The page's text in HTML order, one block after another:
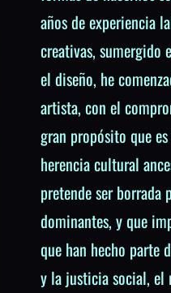
años de experiencia
creativas, sumergido
el diseño, he
artista, con el
gran propósito que
herencia cultural
pretende ser borrada
dominantes, y que
que han hecho parte
y la justicia social, el